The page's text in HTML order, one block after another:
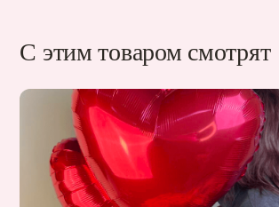
С этим товаром смотрят